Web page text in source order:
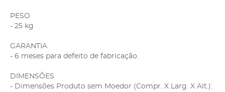
PESO
- 25 kg
GARANTIA
- 6 meses para defeito de fabricação.
DIMENSÕES
- Dimensões Produto sem Moedor (Compr. X Larg. X Alt.):